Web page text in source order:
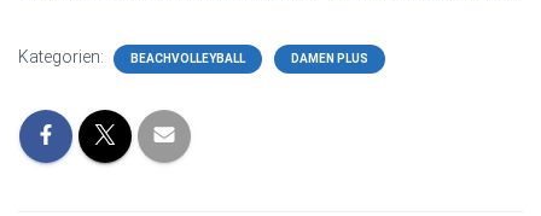
Kategorien: BEACHVOLLEYBALL DAMEN PLUS